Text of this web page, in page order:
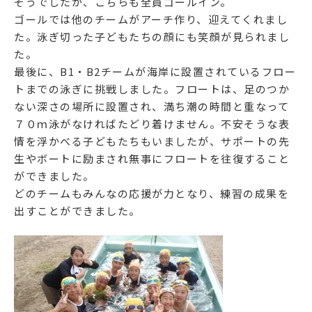
ゴールでは他のチームがアーチ作り、迎えてくれまし
た。泳ぎ切った子どもたちの顔にも笑顔が見られまし
た。
最後に、B1・B2チームが海岸に設置されているフロー
トまでの泳ぎに挑戦しました。フロートは、足のつか
ない深さの場所に設置され、満ち潮の時間と重なって
７０ｍ泳がなければたどり着けません。不安そうな表
情を浮かべる子どもたちもいましたが、サポートの先
生やボートに励まされ無事にフロートを往復すること
ができました。
どのチームもみんなの応援が力となり、練習の成果を
出すことができました。